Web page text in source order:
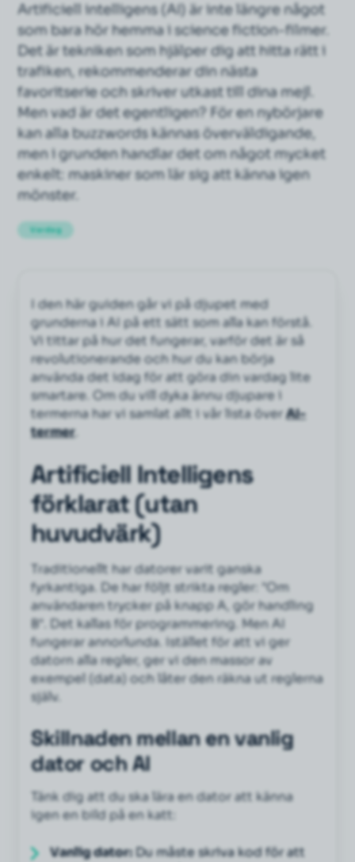
Artificiell intelligens (AI) är inte längre något
som bara hör hemma i science fiction-filmer.
Det är tekniken som hjälper dig att hitta rätt i
trafiken, rekommenderar din nästa
favoritserie och skriver utkast till dina mejl.
Men vad är det egentligen? För en nybörjare
kan alla buzzwords kännas överväldigande,
men i grunden handlar det om något mycket
enkelt: maskiner som lär sig att känna igen
mönster.
Vardag
I den här guiden går vi på djupet med
grunderna i AI på ett sätt som alla kan förstå.
Vi tittar på hur det fungerar, varför det är så
revolutionerande och hur du kan börja
använda det idag för att göra din vardag lite
smartare. Om du vill dyka ännu djupare i
termerna har vi samlat allt i vår lista överAI-
termer.
Artificiell Intelligens
förklarat (utan
huvudvärk)
Traditionellt har datorer varit ganska
fyrkantiga. De har följt strikta regler: "Om
användaren trycker på knapp A, gör handling
B". Det kallas för programmering. Men AI
fungerar annorlunda. Istället för att vi ger
datorn alla regler, ger vi den massor av
exempel (data) och låter den räkna ut reglerna
själv.
Skillnaden mellan en vanlig
dator och AI
Tänk dig att du ska lära en dator att känna
igen en bild på en katt:
Vanlig dator:Du måste skriva kod för att